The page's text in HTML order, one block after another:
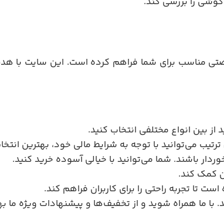
مناسب برای شما فراهم کرده است. این سایت با
بین انواع مختلفی انتخاب کنید.
می‌توانید با توجه به شرایط مالی خود، بهترین
باشند. شما می‌توانید با خیالی آسوده خرید کنید.
کمک کند.
تجربه راحتی را برای کاربران فراهم کند.
ما همراه شوید و از تخفیف‌ها و پیشنهادات ویژه ما